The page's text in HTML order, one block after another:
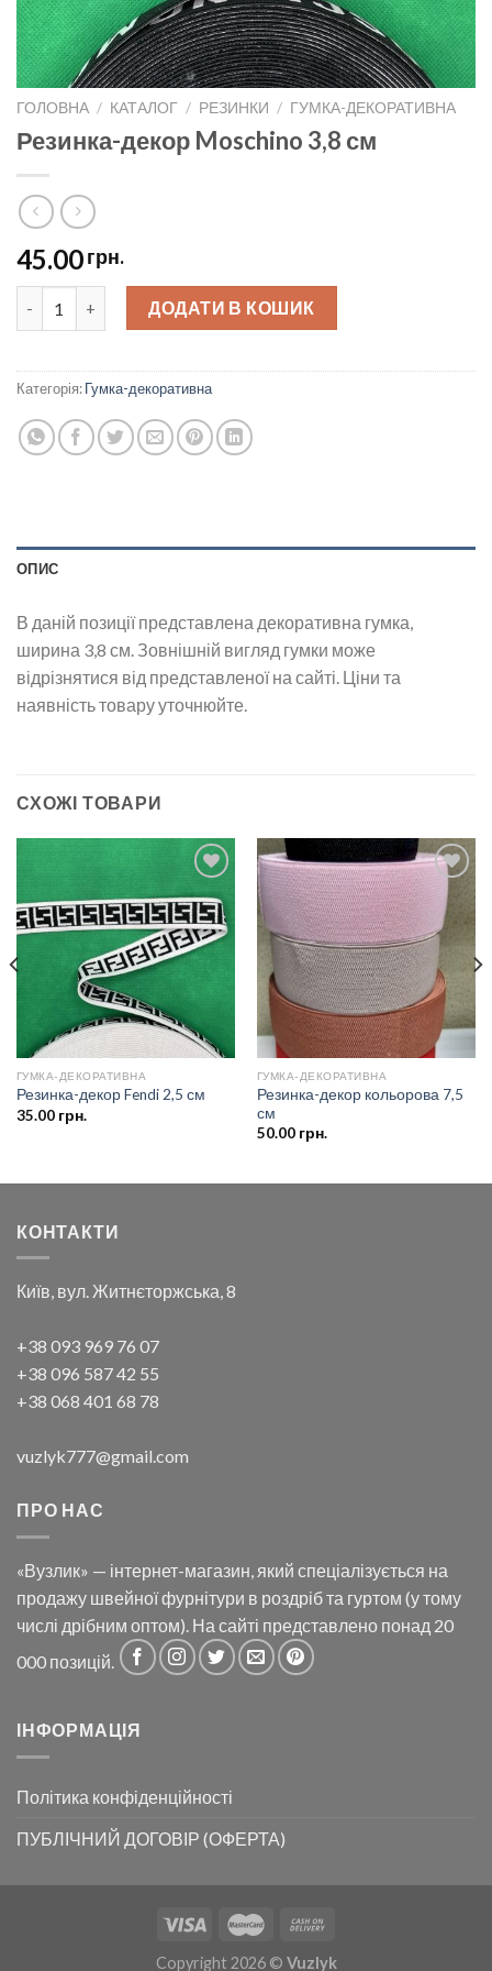
ГОЛОВНА / КАТАЛОГ / РЕЗИНКИ / ГУМКА-ДЕКОРАТИВНА
Резинка-декор Moschino 3,8 см
45.00грн.
Резинка-декор Moschino 3,8 см quantity
ДОДАТИ В КОШИК
Категорія:Гумка-декоративна
ОПИС
В даній позиції представлена декоративна гумка,
ширина 3,8 см. Зовнішній вигляд гумки може
відрізнятися від представленої на сайті. Ціни та
наявність товару уточнюйте.
СХОЖІ ТОВАРИ
Додати
до
списку
бажань
ГУМКА-ДЕКОРАТИВНА
Резинка-декор Fendi 2,5 см
35.00грн.
Додати
до
списку
бажань
ГУМКА-ДЕКОРАТИВНА
Резинка-декор кольорова 7,5
см
50.00грн.
КОНТАКТИ
Київ, вул. Житнєторжська, 8
+38 093 969 76 07
+38 096 587 42 55
+38 068 401 68 78
vuzlyk777@gmail.com
ПРО НАС
«Вузлик» — інтернет-магазин, який спеціалізується на
продажу швейної фурнітури в роздріб та гуртом (у тому
числі дрібним оптом). На сайті представлено понад 20
000 позицій.
ІНФОРМАЦІЯ
Політика конфіденційності
ПУБЛІЧНИЙ ДОГОВІР (ОФЕРТА)
Copyright 2026 © Vuzlyk